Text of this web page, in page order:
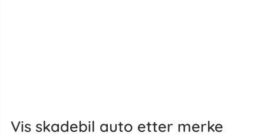
Vis skadebil auto etter merke